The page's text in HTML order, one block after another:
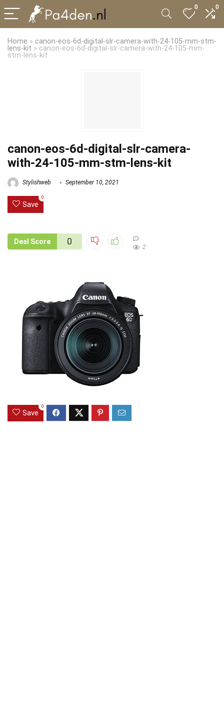
0 0
Home » canon-eos-6d-digital-slr-camera-with-24-105-mm-stm-
lens-kit » canon-eos-6d-digital-slr-camera-with-24-105-mm-
stm-lens-kit
canon-eos-6d-digital-slr-camera-
with-24-105-mm-stm-lens-kit
Stylishweb September 10, 2021
Save
0
Deal Score 0
2
Save
0